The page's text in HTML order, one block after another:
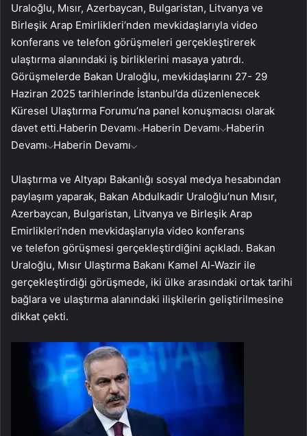
Uraloğlu, Mısır, Azerbaycan, Bulgaristan, Litvanya ve
Birleşik Arap Emirlikleri’nden mevkidaşlarıyla video
konferans ve telefon görüşmeleri gerçekleştirerek
ulaştırma alanındaki iş birliklerini masaya yatırdı.
Görüşmelerde Bakan Uraloğlu, mevkidaşlarını 27- 29
Haziran 2025 tarihlerinde İstanbul’da düzenlenecek
Küresel Ulaştırma Forumu’na panel konuşmacısı olarak
davet etti.Haberin Devamı Haberin Devamı Haberin
Devamı Haberin Devamı
Ulaştırma ve Altyapı Bakanlığı sosyal medya hesabından
paylaşım yaparak, Bakan Abdulkadir Uraloğlu’nun Mısır,
Azerbaycan, Bulgaristan, Litvanya ve Birleşik Arap
Emirlikleri’nden mevkidaşlarıyla video konferans
ve telefon görüşmesi gerçekleştirdiğini açıkladı. Bakan
Uraloğlu, Mısır Ulaştırma Bakanı Kamel Al-Wazir ile
gerçekleştirdiği görüşmede, iki ülke arasındaki ortak tarihi
bağlara ve ulaştırma alanındaki ilişkilerin geliştirilmesine
dikkat çekti.